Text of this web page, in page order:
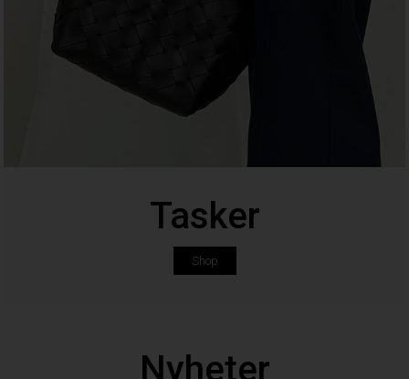
Tasker
Shop
Nyheter